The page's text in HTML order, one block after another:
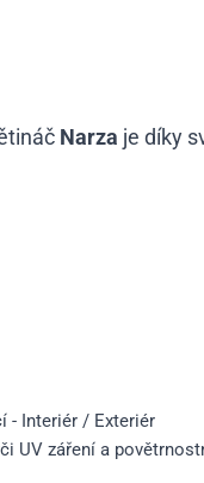
Narza je díky
- Interiér / Exteriér
UV záření a